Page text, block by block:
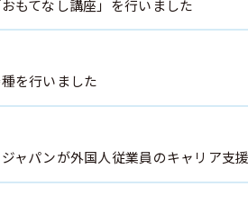
もてなし講座」を行いました
を行いました
ャパンが外国人従業員のキャリア支